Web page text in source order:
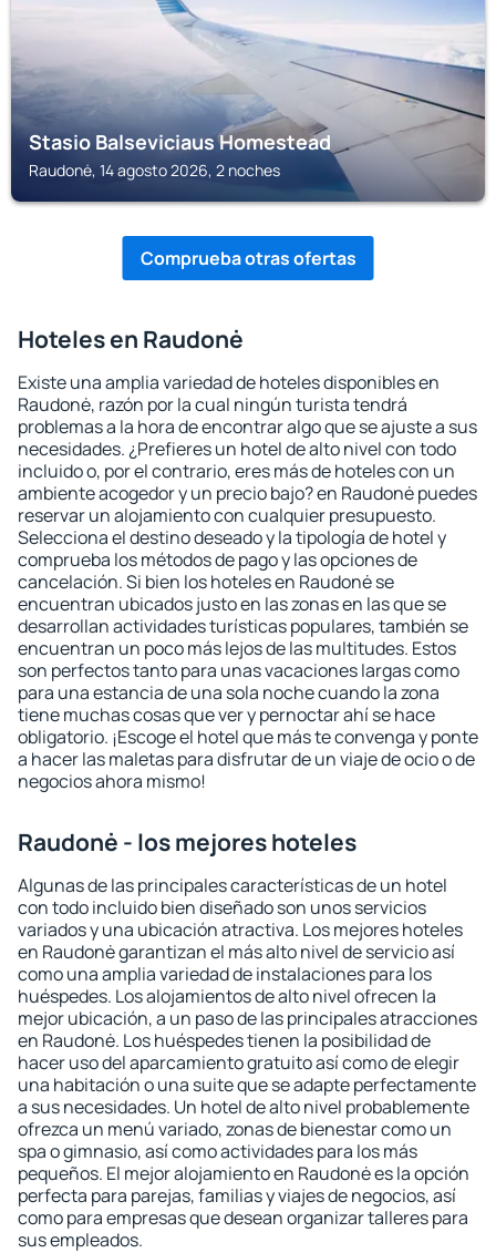
Stasio Balseviciaus Homestead
Raudonė, 14 agosto 2026, 2 noches
Comprueba otras ofertas
Hoteles en Raudonė
Existe una amplia variedad de hoteles disponibles en
Raudonė, razón por la cual ningún turista tendrá
problemas a la hora de encontrar algo que se ajuste a sus
necesidades. ¿Prefieres un hotel de alto nivel con todo
incluido o, por el contrario, eres más de hoteles con un
ambiente acogedor y un precio bajo? en Raudonė puedes
reservar un alojamiento con cualquier presupuesto.
Selecciona el destino deseado y la tipología de hotel y
comprueba los métodos de pago y las opciones de
cancelación. Si bien los hoteles en Raudonė se
encuentran ubicados justo en las zonas en las que se
desarrollan actividades turísticas populares, también se
encuentran un poco más lejos de las multitudes. Estos
son perfectos tanto para unas vacaciones largas como
para una estancia de una sola noche cuando la zona
tiene muchas cosas que ver y pernoctar ahí se hace
obligatorio. ¡Escoge el hotel que más te convenga y ponte
a hacer las maletas para disfrutar de un viaje de ocio o de
negocios ahora mismo!
Raudonė - los mejores hoteles
Algunas de las principales características de un hotel
con todo incluido bien diseñado son unos servicios
variados y una ubicación atractiva. Los mejores hoteles
en Raudonė garantizan el más alto nivel de servicio así
como una amplia variedad de instalaciones para los
huéspedes. Los alojamientos de alto nivel ofrecen la
mejor ubicación, a un paso de las principales atracciones
en Raudonė. Los huéspedes tienen la posibilidad de
hacer uso del aparcamiento gratuito así como de elegir
una habitación o una suite que se adapte perfectamente
a sus necesidades. Un hotel de alto nivel probablemente
ofrezca un menú variado, zonas de bienestar como un
spa o gimnasio, así como actividades para los más
pequeños. El mejor alojamiento en Raudonė es la opción
perfecta para parejas, familias y viajes de negocios, así
como para empresas que desean organizar talleres para
sus empleados.